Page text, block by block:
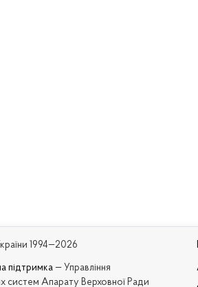
1994—2026
підтримка — Управління
систем Апарату Верховної Ради